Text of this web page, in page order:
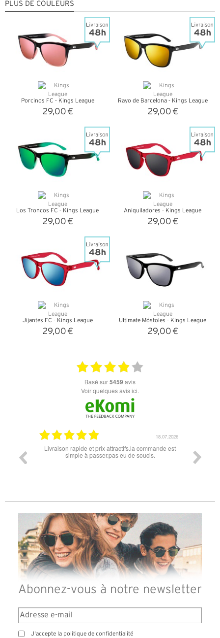
PLUS DE COULEURS
Porcinos FC - Kings League
29,00 €
Rayo de Barcelona - Kings League
29,00 €
Los Troncos FC - Kings League
29,00 €
Aniquiladores - Kings League
29,00 €
Jijantes FC - Kings League
29,00 €
Ultimate Móstoles - Kings League
29,00 €
basé sur5459 avis
Voir quelques avis ici.
06.07.2026
Super lunette merci pour les lunettes pour l'éclipse
Abonnez-vous à notre newsletter
J'accepte la politique de confidentialité